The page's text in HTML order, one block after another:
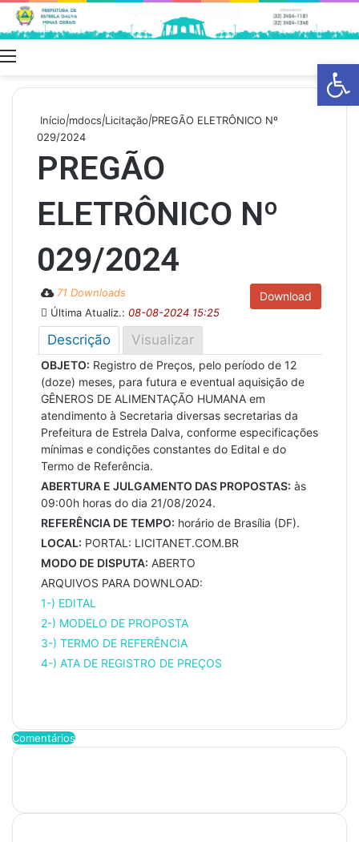
skin
Início|mdocs|Licitação|PREGÃO ELETRÔNICO Nº
029/2024
PREGÃO
ELETRÔNICO Nº
029/2024
Download
71 Downloads
Última Atualiz.: 08-08-2024 15:25
Descrição Visualizar
OBJETO: Registro de Preços, pelo período de 12
(doze) meses, para futura e eventual aquisição de
GÊNEROS DE ALIMENTAÇÃO HUMANA em
atendimento à Secretaria diversas secretarias da
Prefeitura de Estrela Dalva, conforme especificações
mínimas e condições constantes do Edital e do
Termo de Referência.
ABERTURA E JULGAMENTO DAS PROPOSTAS: às
09:00h horas do dia 21/08/2024.
REFERÊNCIA DE TEMPO: horário de Brasília (DF).
LOCAL: PORTAL: LICITANET.COM.BR
MODO DE DISPUTA: ABERTO
ARQUIVOS PARA DOWNLOAD:
1-) EDITAL
2-) MODELO DE PROPOSTA
3-) TERMO DE REFERÊNCIA
4-) ATA DE REGISTRO DE PREÇOS
Comentários
Barra de